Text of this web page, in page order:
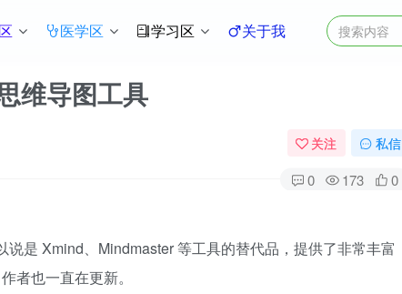
医学区 学习区 关于我
维导图工具
关注 私信
0 173 0
是 Xmind、Mindmaster 等工具的替代品，提供了非常丰富
者也一直在更新。